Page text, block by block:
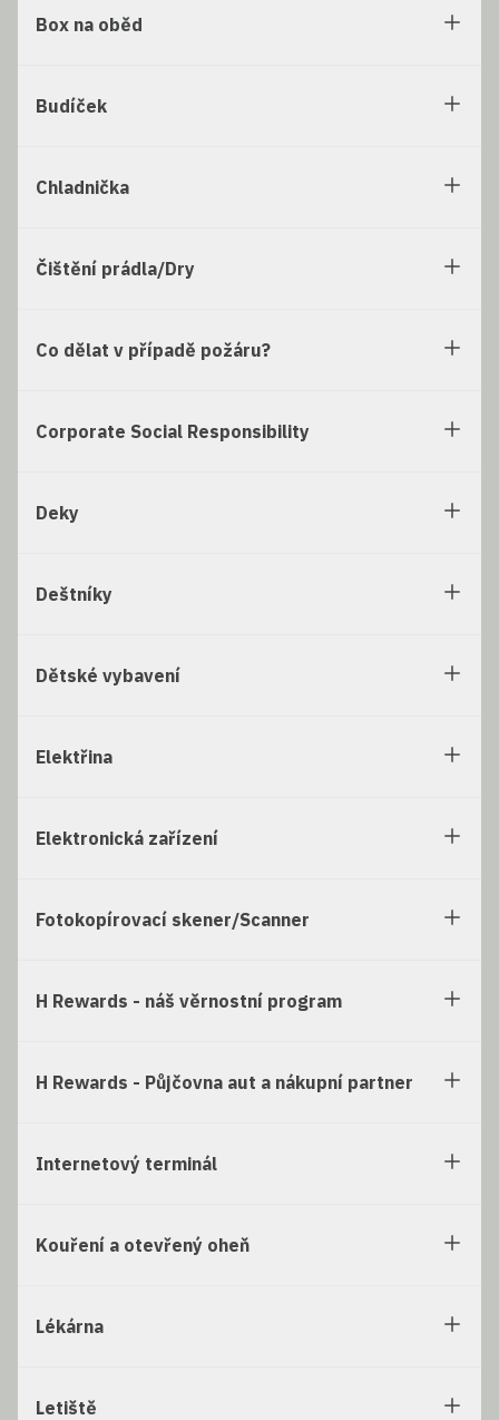
Box na oběd
Budíček
Chladnička
Čištění prádla/Dry
Co dělat v případě požáru?
Corporate Social Responsibility
Deky
Deštníky
Dětské vybavení
Elektřina
Elektronická zařízení
Fotokopírovací skener/Scanner
H Rewards - náš věrnostní program
H Rewards - Půjčovna aut a nákupní partner
Internetový terminál
Kouření a otevřený oheň
Lékárna
Letiště